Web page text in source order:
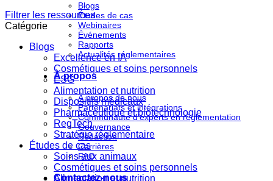
Blogs
Études de cas
Webinaires
Événements
Rapports
Actualités réglementaires
À propos
À propos de nous
Partenariats et intégrations
Communauté d'experts en réglementation
Gouvernance
Rédaction
Carrières
FAQ
Contactez-nous
Filtrer les ressources
Catégorie
Blogs
Excellence en IA
Cosmétiques et soins personnels
ESG
Alimentation et nutrition
Dispositifs médicaux
Pharmaceutique et biotechnologie
RegTech
Stratégie réglementaire
Études de cas
Soins aux animaux
Cosmétiques et soins personnels
Alimentation et nutrition